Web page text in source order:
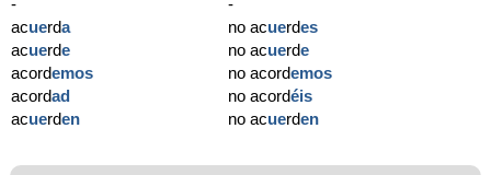
-
acuerda
acuerde
acordemos
acordad
acuerden
-
no acuerdes
no acuerde
no acordemos
no acordéis
no acuerden